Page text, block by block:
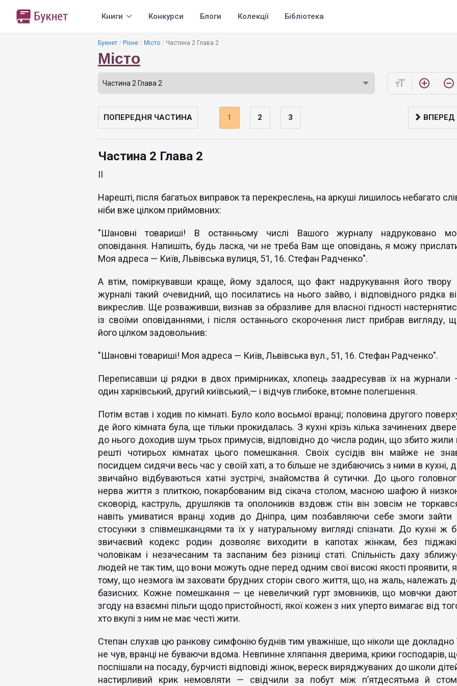
Книги Конкурси Блоги Колекції Бібліотека
Букнет Різне Місто Частина 2 Глава 2
Місто
format_size add_circle_outline remove_circle_outline
ПОПЕРЕДНЯ ЧАСТИНА 1 2 3 ВПЕРЕД
Частина 2 Глава 2
II
Нарешті, після багатьох виправок та перекреслень, на аркуші лишилось небагато
ніби вже цілком приймовних:
"Шановні товариші! В останньому числі Вашого журналу надруковано
оповідання. Напишіть, будь ласка, чи не треба Вам ще оповідань, я можу
Моя адреса — Київ, Львівська вулиця, 51, 16. Стефан Радченко".
А втім, поміркувавши краще, йому здалося, що факт надрукування його твору
журналі такий очевидний, що посилатись на нього зайво, і відповідного рядка
викреслив. Ще розваживши, визнав за образливе для власної гідності
із своїми оповіданнями, і після останнього скорочення лист прибрав вигляду,
його цілком задовольнив:
"Шановні товариші! Моя адреса — Київ, Львівська вул., 51, 16. Стефан Радченко".
Переписавши ці рядки в двох примірниках, хлопець заадресував їх на журнали
один харківський, другий київський,— і відчув глибоке, втомне полегшення.
Потім встав і ходив по кімнаті. Було коло восьмої вранці; половина другого
де його кімната була, ще тільки прокидалась. З кухні крізь кілька зачинених
до нього доходив шум трьох примусів, відповідно до числа родин, що збито жили
решті чотирьох кімнатах цього помешкання. Своїх сусідів він майже не
посидцем сидячи весь час у своїй хаті, а то більше не здибаючись з ними в кухні,
звичайно відбуваються хатні зустрічі, знайомства й сутички. До цього
нерва життя з плиткою, покарбованим від сікача столом, масною шафою й
сковорід, каструль, друшляків та ополоників вздовж стін він зовсім не
навіть умиватися вранці ходив до Дніпра, цим позбавляючи себе змоги зайти
стосунки з співмешканцями та їх у натуральному вигляді спізнати. До кухні ж
звичаєвий кодекс родин дозволяє виходити в капотах жінкам, без
чоловікам і незачесаним та заспаним без різниці статі. Спільність даху
людей не так тим, що вони можуть одне перед одним свої високі якості проявити,
тому, що незмога їм заховати брудних сторін свого життя, що, на жаль, належать
базисних. Кожне помешкання — це невеличкий гурт змовників, що мовчки
згоду на взаємні пільги щодо пристойності, якої кожен з них уперто вимагає від
хто вкупі з ним не має честі жити.
Степан слухав цю ранкову симфонію буднів тим уважніше, що ніколи ще докладно
не чув, вранці не буваючи вдома. Невпинне хляпання дверима, крики господарів,
поспішали на посаду, бурчисті відповіді жінок, вереск виряджуваних до школи
настирливий крик немовляти — свідчили за побут між п’ятдесятьма й